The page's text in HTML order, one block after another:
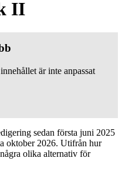
II
är inte anpassat
sedan första juni 2025
oktober 2026. Utifrån hur
olika alternativ för